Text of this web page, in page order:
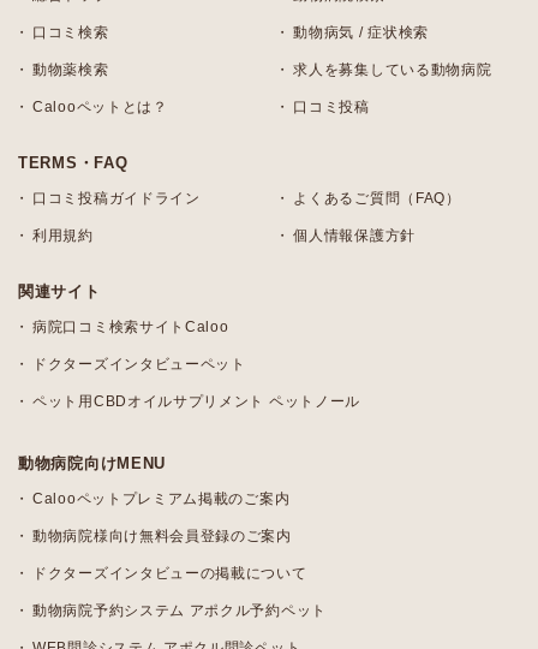
口コミ検索 動物病気 / 症状検索
動物薬検索 求人を募集している動物病院
Calooペットとは？ 口コミ投稿
TERMS・FAQ
口コミ投稿ガイドライン よくあるご質問（FAQ）
利用規約 個人情報保護方針
関連サイト
病院口コミ検索サイトCaloo
ドクターズインタビューペット
ペット用CBDオイルサプリメント ペットノール
動物病院向けMENU
Calooペットプレミアム掲載のご案内
動物病院様向け無料会員登録のご案内
ドクターズインタビューの掲載について
動物病院予約システム アポクル予約ペット